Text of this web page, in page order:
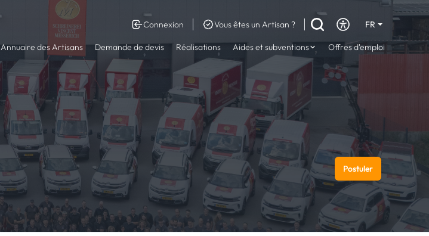
Connexion Vous êtes un Artisan ?
FR
DE
Annuaire des Artisans Demande de devis Réalisations Aides et subventions Offres d'emploi
Postuler